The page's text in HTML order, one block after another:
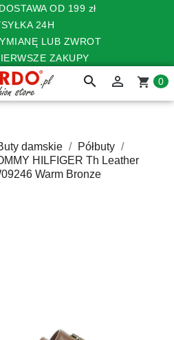
OD 199 zł
24H
LUB ZWROT
ZAKUPY
search  shopping_cart 0
damskie
Półbuty
HILFIGER Th Leather
Warm Bronze